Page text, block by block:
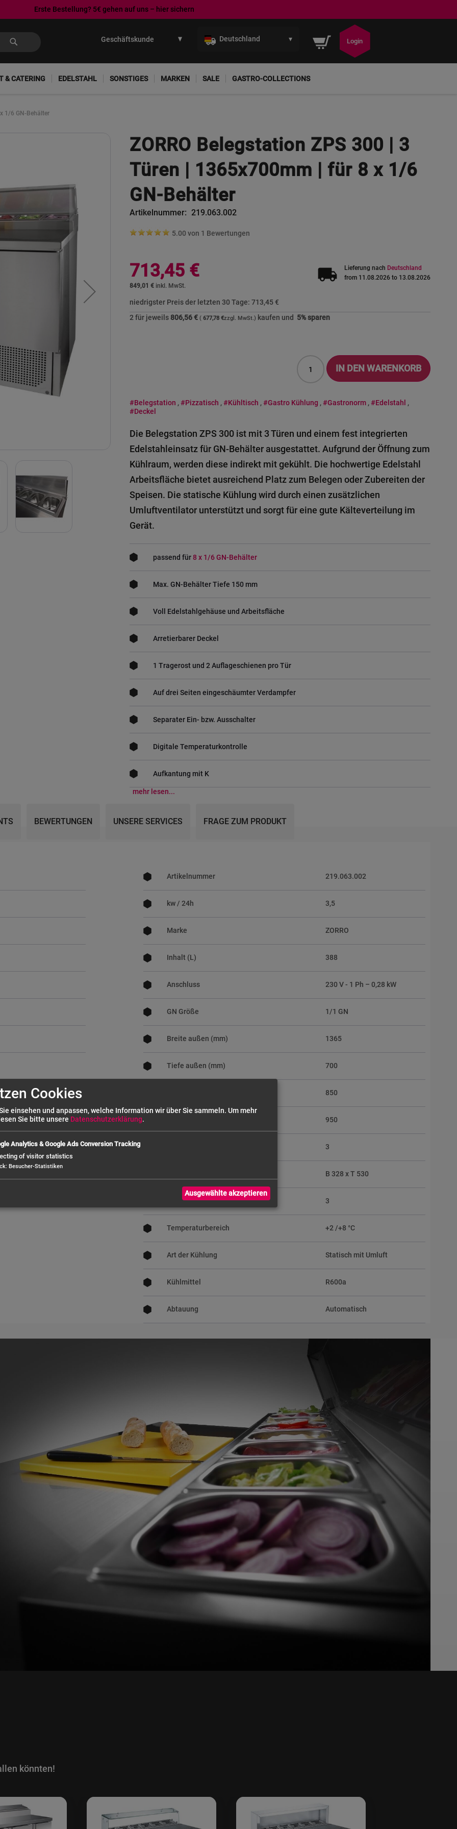
Erste Bestellung? 5€ gehen auf uns – hier sichern
Deutschland ▾ Mein Warenkorb
Login
& CATERING EDELSTAHL SONSTIGES MARKEN SALE GASTRO-COLLECTIONS
1/6 GN-Behälter
ZORRO Belegstation ZPS 300 | 3
Türen | 1365x700mm | für 8 x 1/6
GN-Behälter
Artikelnummer 219.063.002
5.00 von 1 Bewertungen
849,01 €
713,45 € local_shipping Lieferung nach Deutschland
from 11.08.2026 to 13.08.2026
niedrigster Preis der letzten 30 Tage: 713,45 €
2 für jeweils 806,56 € 677,78 € kaufen und 5% sparen
IN DEN WARENKORB
#Belegstation , #Pizzatisch , #Kühltisch , #Gastro Kühlung , #Gastronorm , #Edelstahl ,
#Deckel
Die Belegstation ZPS 300 ist mit 3 Türen und einem fest integrierten
Edelstahleinsatz für GN-Behälter ausgestattet. Aufgrund der Öffnung zum
Kühlraum, werden diese indirekt mit gekühlt. Die hochwertige Edelstahl
Arbeitsfläche bietet ausreichend Platz zum Belegen oder Zubereiten der
Speisen. Die statische Kühlung wird durch einen zusätzlichen
Umluftventilator unterstützt und sorgt für eine gute Kälteverteilung im
Gerät.
passend für8 x 1/6 GN-Behälter
Max. GN-Behälter Tiefe 150 mm
Voll Edelstahlgehäuse und Arbeitsfläche
Arretierbarer Deckel
1 Tragerost und 2 Auflageschienen pro Tür
Auf drei Seiten eingeschäumter Verdampfer
Separater Ein- bzw. Ausschalter
Digitale Temperaturkontrolle
Aufkantung mit K
mehr lesen...
InformationenArtikelnummer 219.063.002
kw / 24h 3,5
Marke ZORRO
Inhalt (L) 388
Anschluss 230 V - 1 Ph – 0,28 kW
GN Größe 1/1 GN
Breite außen (mm) 1365
Tiefe außen (mm) 700
850
950
3
B 328 x T 530
Roste / Einlegeböden / Körbe 3
Temperaturbereich +2 /+8 °C
Art der Kühlung Statisch mit Umluft
Kühlmittel R600a
Abtauung Automatisch
BEWERTUNGEN UNSERE SERVICES FRAGE ZUM PRODUKT
könnten!
Cookies
einsehen und anpassen, welche Information wir über Sie sammeln. Um mehr
Sie bitte unsere Datenschutzerklärung.
Analytics & Google Ads Conversion Tracking
of visitor statistics
: Besucher-Statistiken
Ausgewählte akzeptieren